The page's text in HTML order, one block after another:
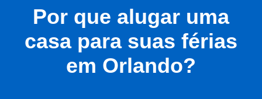
Por que alugar uma
casa para suas férias
em Orlando?